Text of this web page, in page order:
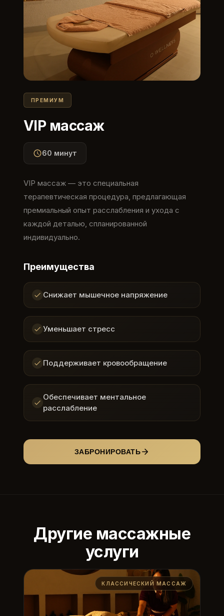
ПРЕМИУМ
VIP массаж
60 минут
VIP массаж — это специальная
терапевтическая процедура, предлагающая
премиальный опыт расслабления и ухода с
каждой деталью, спланированной
индивидуально.
Преимущества
Снижает мышечное напряжение
Уменьшает стресс
Поддерживает кровообращение
Обеспечивает ментальное
расслабление
ЗАБРОНИРОВАТЬ
Другие массажные
услуги
КЛАССИЧЕСКИЙ МАССАЖ